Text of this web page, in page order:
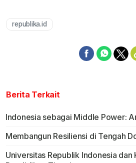
republika.id
Berita Terkait
Indonesia sebagai Middle Power:
Membangun Resiliensi di Tengah
Universitas Republik Indonesia dan